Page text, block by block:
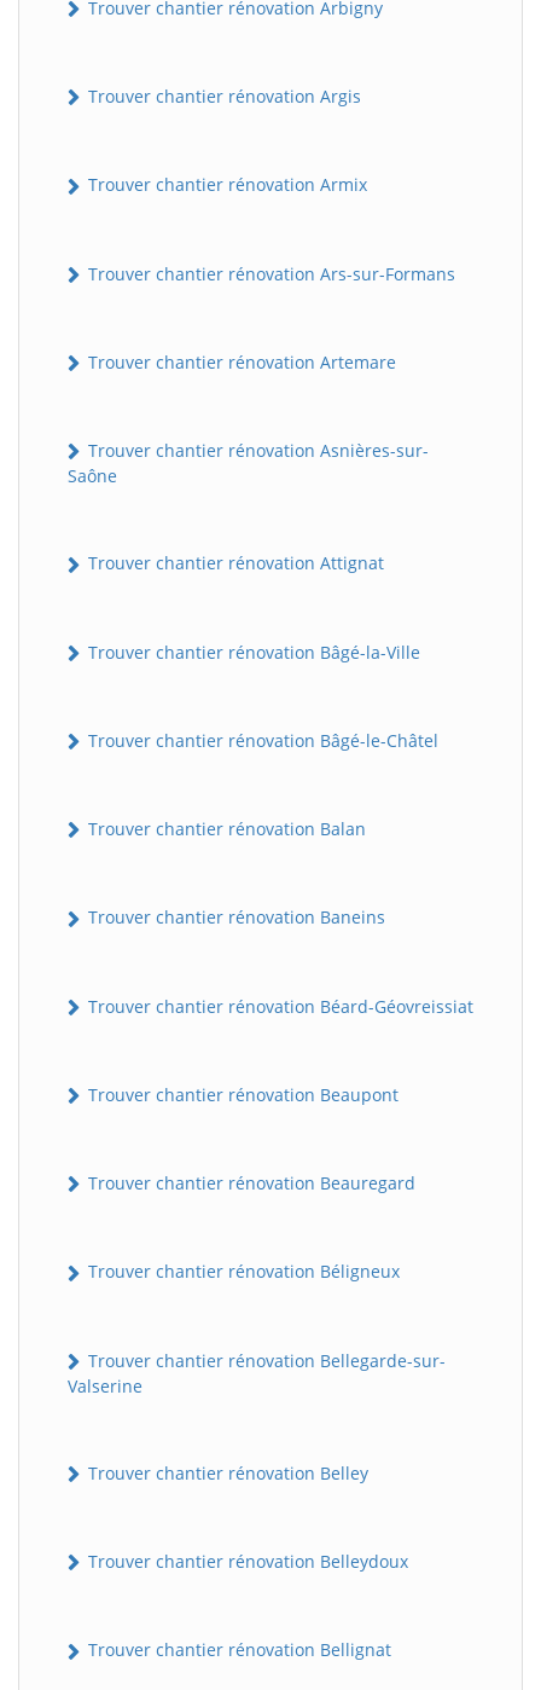
Trouver chantier rénovation Arbigny
Trouver chantier rénovation Argis
Trouver chantier rénovation Armix
Trouver chantier rénovation Ars-sur-Formans
Trouver chantier rénovation Artemare
Trouver chantier rénovation Asnières-sur-
Saône
Trouver chantier rénovation Attignat
Trouver chantier rénovation Bâgé-la-Ville
Trouver chantier rénovation Bâgé-le-Châtel
Trouver chantier rénovation Balan
Trouver chantier rénovation Baneins
Trouver chantier rénovation Béard-Géovreissiat
Trouver chantier rénovation Beaupont
Trouver chantier rénovation Beauregard
Trouver chantier rénovation Béligneux
Trouver chantier rénovation Bellegarde-sur-
Valserine
Trouver chantier rénovation Belley
Trouver chantier rénovation Belleydoux
Trouver chantier rénovation Bellignat